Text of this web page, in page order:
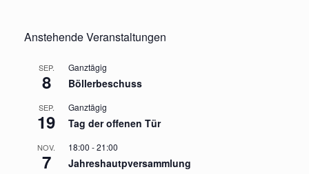
Anstehende Veranstaltungen
SEP.
8
Ganztägig
Böllerbeschuss
SEP.
19
Ganztägig
Tag der offenen Tür
NOV.
7
18:00 -21:00
Jahreshautpversammlung